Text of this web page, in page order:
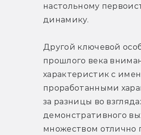
настольному
динамику.
Другой ключевой
прошлого века
характеристик с
проработанными
за разницы во
демонстративного
множеством отлично